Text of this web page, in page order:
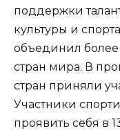
поддержки
культуры и
объединил более
стран мира. В
стран приняли
Участники
проявить себя в